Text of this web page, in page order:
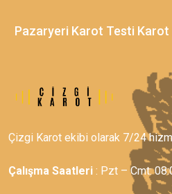
Pazaryeri Karot Testi
Çizgi Karot ekibi olarak 7/24
Çalışma Saatleri : Pzt – Cmt: